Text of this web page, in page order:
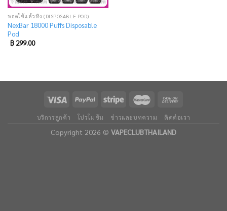
พอตใช้แล้วทิ้ง (DISPOSABLE POD)
NexBar 18000 Puffs Disposable
Pod
฿299.00
บริการลูกค้า โปรโมชัน ข่าวและบทความ ติดต่อเรา
Copyright 2026 © VAPECLUBTHAILAND